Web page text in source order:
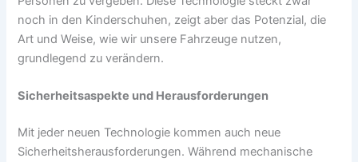
noch in den Kinderschuhen, zeigt aber das Potenzial, die
Art und Weise, wie wir unsere Fahrzeuge nutzen,
grundlegend zu verändern.
Sicherheitsaspekte und Herausforderungen
Mit jeder neuen Technologie kommen auch neue
Sicherheitsherausforderungen. Während mechanische